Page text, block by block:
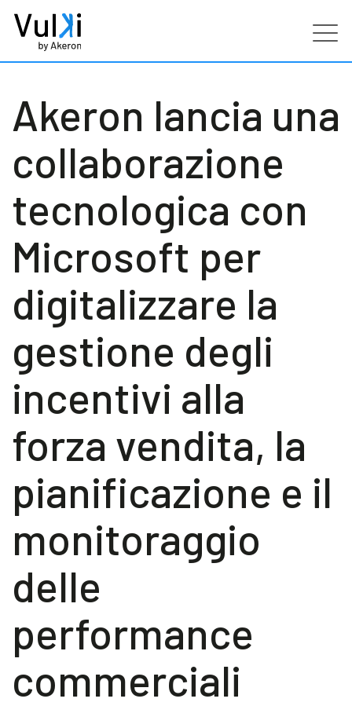
Industries
Servizi
Clienti
Partners
Risorse
Blog
Contattaci
Community
Akeron lancia una
collaborazione
tecnologica con
Microsoft per
digitalizzare la
gestione degli
incentivi alla
forza vendita, la
pianificazione e il
monitoraggio
delle
performance
commerciali